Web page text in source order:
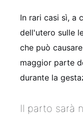
In rari casi sì, a
dell'utero sulle
che può
maggior parte
durante la
Il parto sarà